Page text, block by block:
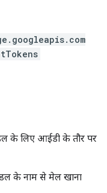
के लिए आईडी के तौर पर
के नाम से मेल खाना